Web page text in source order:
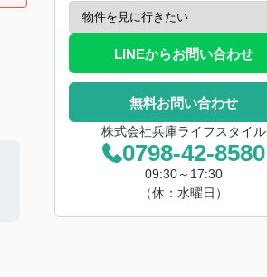
LINEからお問い合わせ
無料お問い合わせ
株式会社兵庫ライフスタイル
0798-42-8580
09:30～17:30
（休：水曜日）